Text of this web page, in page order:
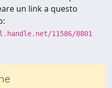
un link a questo
11586/8801